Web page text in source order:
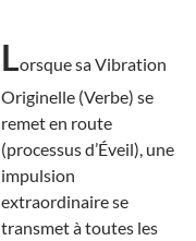
Lorsque sa Vibration
Originelle (Verbe) se
remet en route
(processus d’Éveil), une
impulsion
extraordinaire se
transmet à toutes les